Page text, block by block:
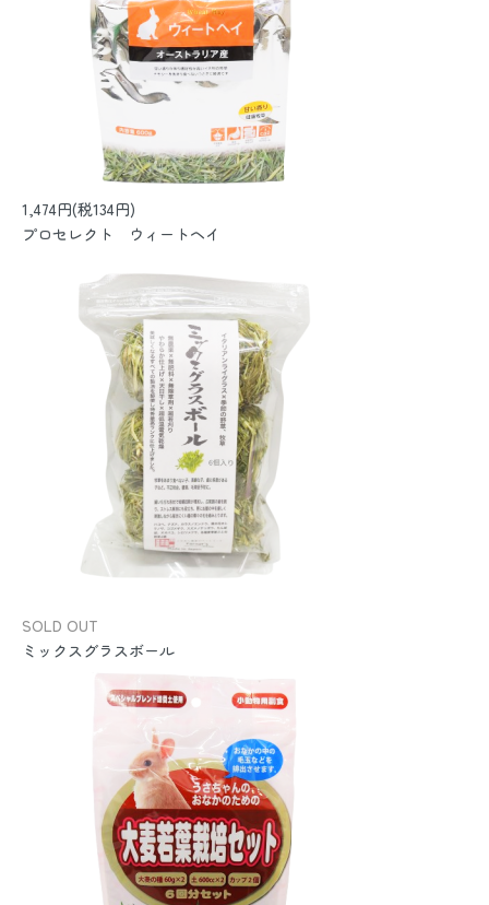
1,474円(税134円)
プロセレクト ウィートヘイ
SOLD OUT
ミックスグラスボール